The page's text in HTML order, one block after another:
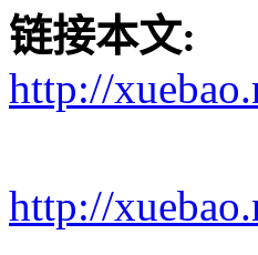
链接本文:
http://
http://